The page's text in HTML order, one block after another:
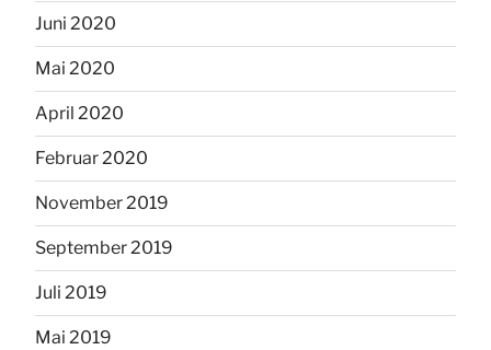
Juni 2020
Mai 2020
April 2020
Februar 2020
November 2019
September 2019
Juli 2019
Mai 2019